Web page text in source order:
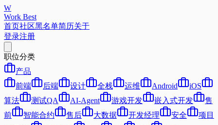
W
Work Best
首页社区黑名单简历关于
登录注册
职位分类
产品
前端
后端 设计 全栈 运维 Android
iOS
算法
测试QA AI-Agent 游戏开发 嵌入式开发
售
前
智能合约 售后 大数据 开发经理 安全
项目